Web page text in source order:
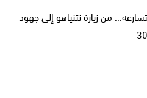
من زيارة نتنياهو إلى جهود